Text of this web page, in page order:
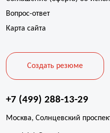
Вопрос-ответ
Карта сайта
Создать резюме
+7 (499) 288-13-29
Москва, Солнцевский